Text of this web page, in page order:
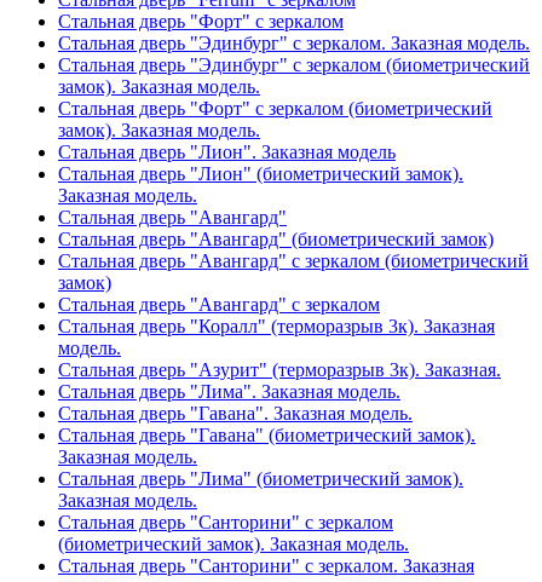
Стальная дверь "Форт" с зеркалом
Стальная дверь "Эдинбург" с зеркалом. Заказная модель.
Стальная дверь "Эдинбург" с зеркалом (биометрический
замок). Заказная модель.
Стальная дверь "Форт" с зеркалом (биометрический
замок). Заказная модель.
Стальная дверь "Лион". Заказная модель
Стальная дверь "Лион" (биометрический замок).
Заказная модель.
Стальная дверь "Авангард"
Стальная дверь "Авангард" (биометрический замок)
Стальная дверь "Авангард" с зеркалом (биометрический
замок)
Стальная дверь "Авангард" с зеркалом
Стальная дверь "Коралл" (терморазрыв 3к). Заказная
модель.
Стальная дверь "Азурит" (терморазрыв 3к). Заказная.
Стальная дверь "Лима". Заказная модель.
Стальная дверь "Гавана". Заказная модель.
Стальная дверь "Гавана" (биометрический замок).
Заказная модель.
Стальная дверь "Лима" (биометрический замок).
Заказная модель.
Стальная дверь "Санторини" с зеркалом
(биометрический замок). Заказная модель.
Стальная дверь "Санторини" с зеркалом. Заказная